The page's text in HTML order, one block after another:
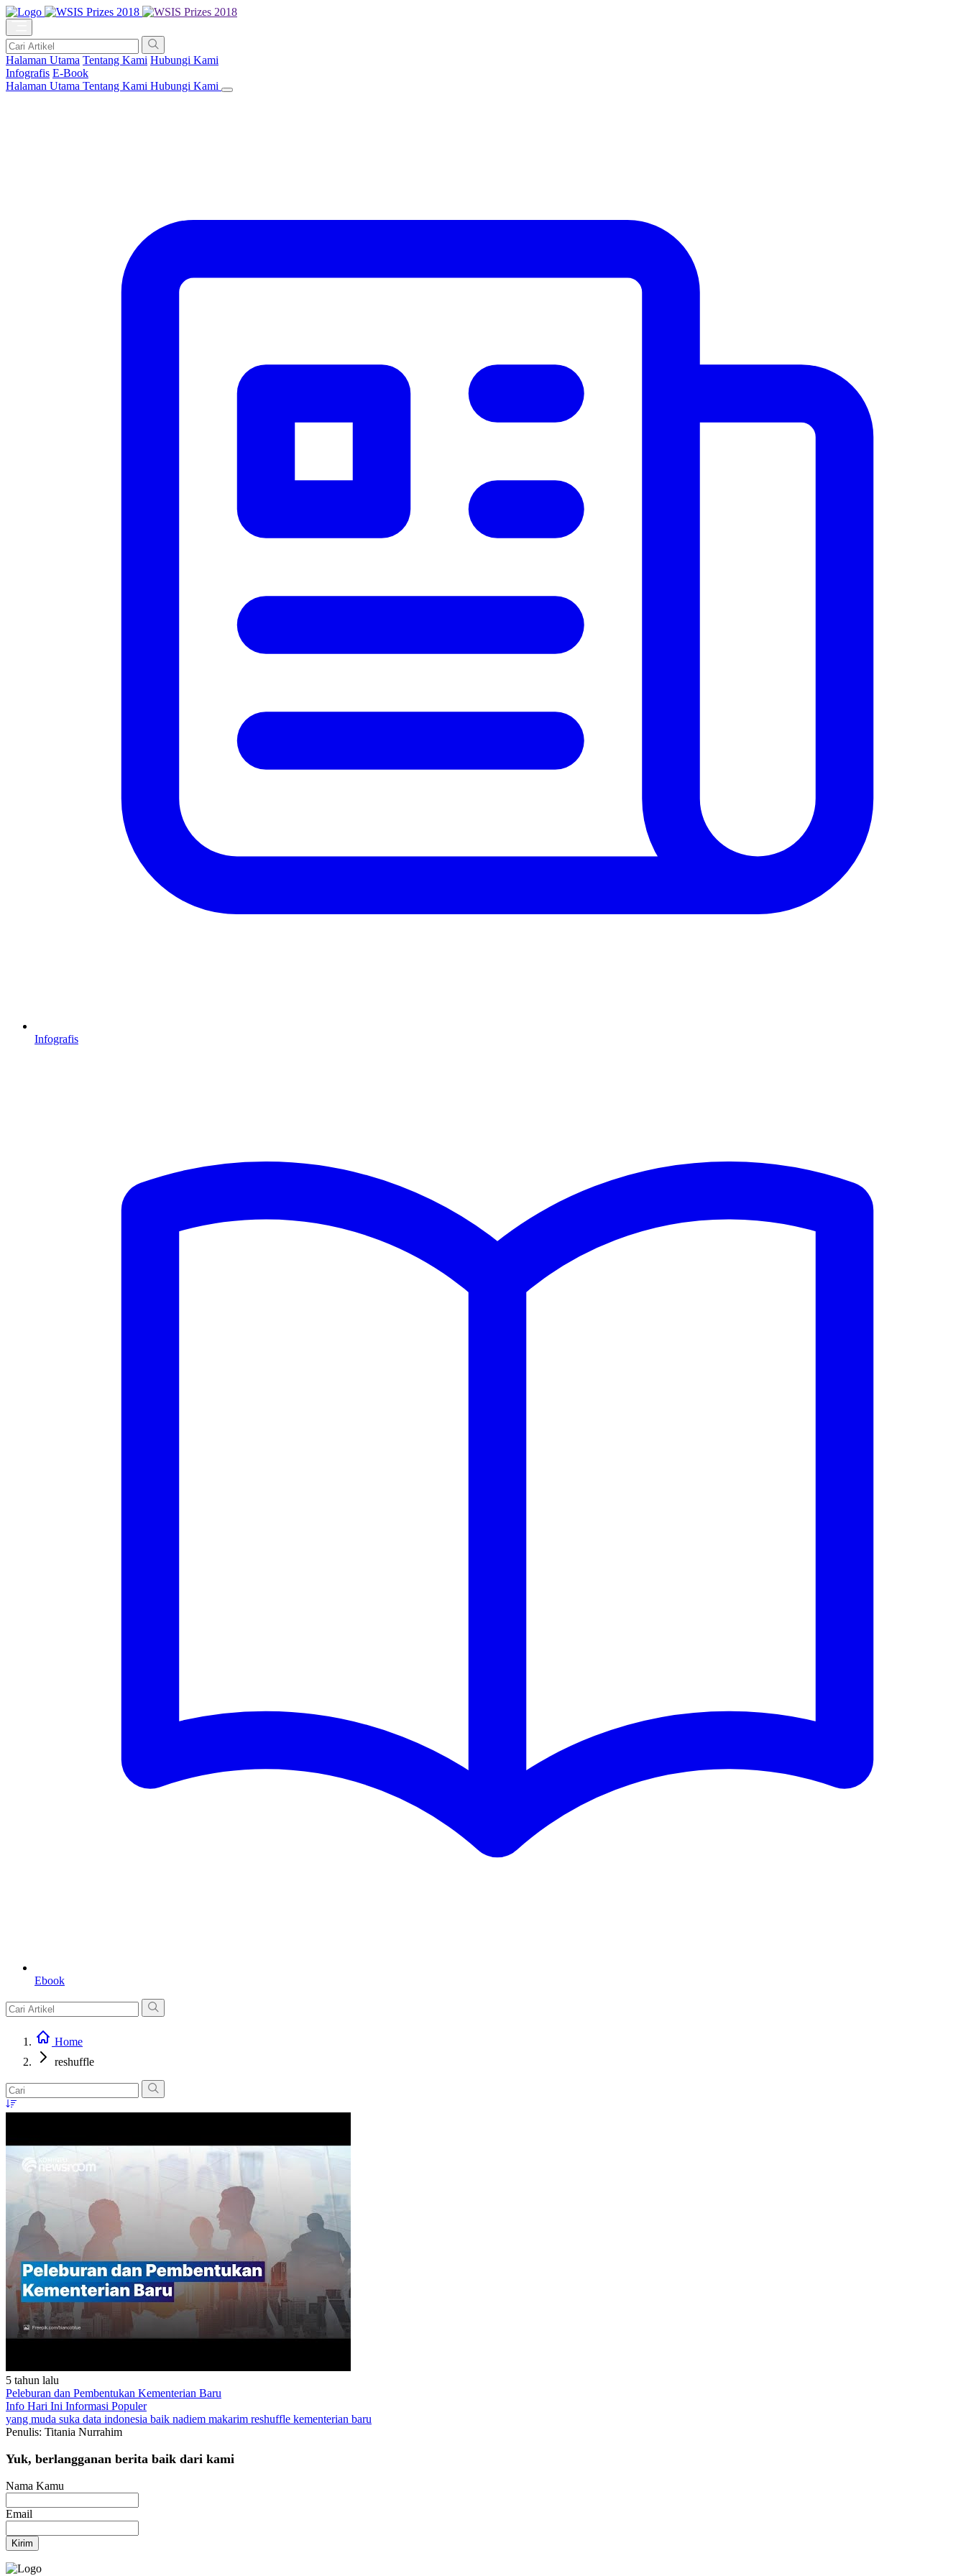
Halaman Utama Tentang Kami Hubungi Kami
Infografis E-Book
Halaman Utama Tentang Kami Hubungi Kami
Infografis
Ebook
Home
reshuffle
5 tahun lalu
Peleburan dan Pembentukan Kementerian Baru
Info Hari Ini Informasi Populer
yang muda suka data indonesia baik nadiem makarim reshuffle kementerian baru
Penulis: Titania Nurrahim
Yuk, berlangganan berita baik dari kami
Nama Kamu
Email
Kirim